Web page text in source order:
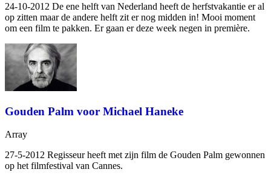
24-10-2012 De ene helft van Nederland heeft de herfstvakantie er al
op zitten maar de andere helft zit er nog midden in! Mooi moment
om een film te pakken. Er gaan er deze week negen in première.
Gouden Palm voor Michael Haneke
Array
27-5-2012 Regisseurheeft met zijn film de Gouden Palm gewonnen
op het filmfestival van Cannes.